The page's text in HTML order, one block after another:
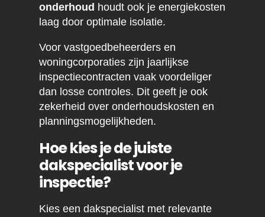
onderhoud houdt ook je energiekosten
laag door optimale isolatie.
Voor vastgoedbeheerders en
woningcorporaties zijn jaarlijkse
inspectiecontracten vaak voordeliger
dan losse controles. Dit geeft je ook
zekerheid over onderhoudskosten en
planningsmogelijkheden.
Hoe kies je de juiste
dakspecialist voor je
inspectie?
Kies een dakspecialist met relevante